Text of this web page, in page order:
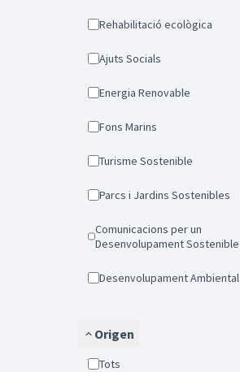
Rehabilitació ecològica
Ajuts Socials
Energia Renovable
Fons Marins
Turisme Sostenible
Parcs i Jardins Sostenibles
Comunicacions per un
Desenvolupament Sostenible
Desenvolupament Ambiental
Origen
Tots